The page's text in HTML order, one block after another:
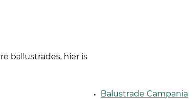
ballustrades, hier is
Balustrade Campania